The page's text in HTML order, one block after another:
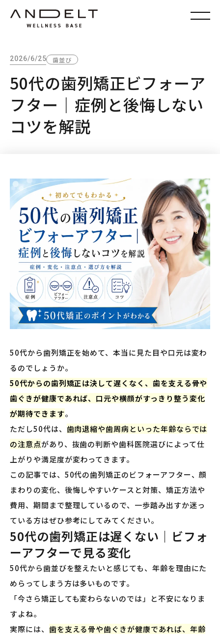
2026/6/25 歯並び
50代の歯列矯正ビフォーア
フター｜症例と後悔しない
コツを解説
50代から歯列矯正を始めて、本当に見た目や口元は変わ
るのでしょうか。
50代からの歯列矯正は決して遅くなく、歯を支える骨や
歯ぐきが健康であれば、口元や横顔がすっきり整う変化
が期待できます。
ただし50代は、 歯肉退縮や歯周病といった年齢ならでは
の注意点があり、抜歯の判断や歯科医院選びによって仕
上がりや満足度が変わってきます。
この記事では、50代の歯列矯正のビフォーアフター、顔
まわりの変化、後悔しやすいケースと対策、矯正方法や
費用、期間まで整理しているので、一歩踏み出すか迷っ
ている方はぜひ参考にしてみてください。
50代の歯列矯正は遅くない｜ビフォ
ーアフターで見る変化
50代から歯並びを整えたいと感じても、年齢を理由にた
めらってしまう方は多いものです。
「今さら矯正しても変わらないのでは」と不安になりま
すよね。
実際には、 歯を支える骨や歯ぐきが健康であれば、年齢